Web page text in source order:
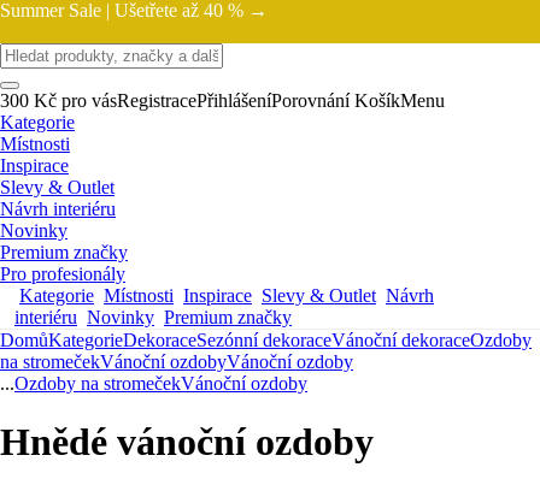
Summer Sale | Ušetřete až 40 % →
300 Kč pro vásRegistracePřihlášeníPorovnání KošíkMenu
Kategorie
Místnosti
Inspirace
Slevy & Outlet
Návrh interiéru
Novinky
Premium značky
Pro profesionály
Kategorie Místnosti Inspirace Slevy & Outlet Návrh
interiéru Novinky Premium značky
DomůKategorieDekoraceSezónní dekoraceVánoční dekoraceOzdoby
na stromečekVánoční ozdobyVánoční ozdoby
...Ozdoby na stromečekVánoční ozdoby
Hnědé vánoční ozdoby